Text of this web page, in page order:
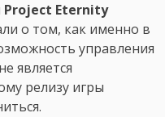
Project Eternity
о том, как именно в
управления
является
релизу игры